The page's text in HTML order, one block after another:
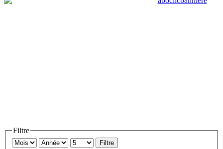
Filtre
Filtre